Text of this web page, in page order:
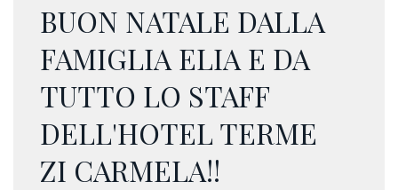
BUON NATALE DALLA
FAMIGLIA ELIA E DA
TUTTO LO STAFF
DELL'HOTEL TERME
ZI CARMELA!!